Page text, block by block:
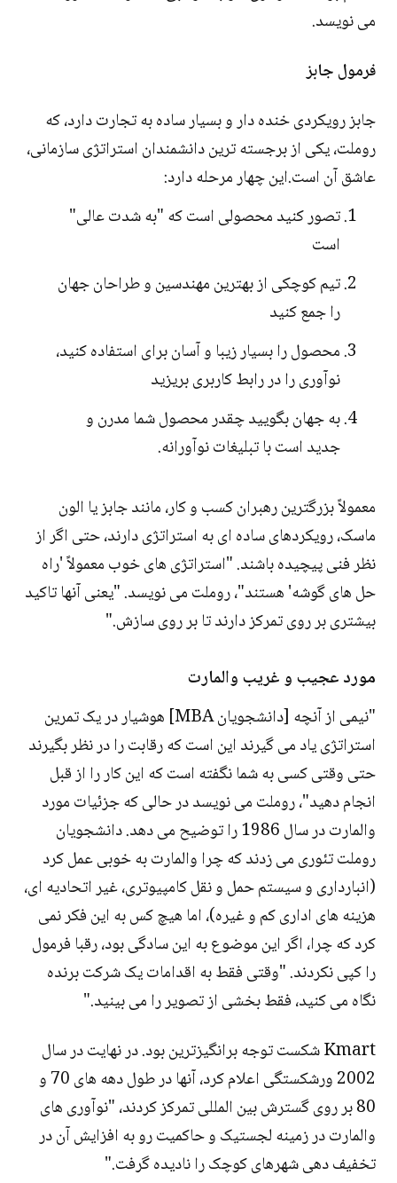
می نویسد.
فرمول جابز
جابز رویکردی خنده دار و بسیار ساده به تجارت دارد، که
روملت، یکی از برجسته ترین دانشمندان استراتژی سازمانی،
عاشق آن است.این چهار مرحله دارد:
تصور کنید محصولی است که "به شدت عالی"
است
تیم کوچکی از بهترین مهندسین و طراحان جهان
را جمع کنید
محصول را بسیار زیبا و آسان برای استفاده کنید،
نوآوری را در رابط کاربری بریزید
به جهان بگویید چقدر محصول شما مدرن و
جدید است با تبلیغات نوآورانه.
معمولاً بزرگترین رهبران کسب و کار، مانند جابز یا الون
ماسک، رویکردهای ساده ای به استراتژی دارند، حتی اگر از
نظر فنی پیچیده باشند. "استراتژی های خوب معمولاً 'راه
حل های گوشه' هستند"، روملت می نویسد. "یعنی آنها تاکید
بیشتری بر روی تمرکز دارند تا بر روی سازش."
مورد عجیب و غریب والمارت
"نیمی از آنچه [دانشجویان MBA] هوشیار در یک تمرین
استراتژی یاد می گیرند این است که رقابت را در نظر بگیرند
حتی وقتی کسی به شما نگفته است که این کار را از قبل
انجام دهید"، روملت می نویسد در حالی که جزئیات مورد
والمارت در سال 1986 را توضیح می دهد. دانشجویان
روملت تئوری می زدند که چرا والمارت به خوبی عمل کرد
(انبارداری و سیستم حمل و نقل کامپیوتری، غیر اتحادیه ای،
هزینه های اداری کم و غیره)، اما هیچ کس به این فکر نمی
کرد که چرا، اگر این موضوع به این سادگی بود، رقبا فرمول
را کپی نکردند. "وقتی فقط به اقدامات یک شرکت برنده
نگاه می کنید، فقط بخشی از تصویر را می بینید."
Kmart شکست توجه برانگیزترین بود. در نهایت در سال
2002 ورشکستگی اعلام کرد، آنها در طول دهه های 70 و
80 بر روی گسترش بین المللی تمرکز کردند، "نوآوری های
والمارت در زمینه لجستیک و حاکمیت رو به افزایش آن در
تخفیف دهی شهرهای کوچک را نادیده گرفت."